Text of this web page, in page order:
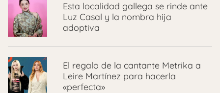
Esta localidad gallega se rinde ante
Luz Casal y la nombra hija
adoptiva
El regalo de la cantante Metrika a
Leire Martínez para hacerla
«perfecta»